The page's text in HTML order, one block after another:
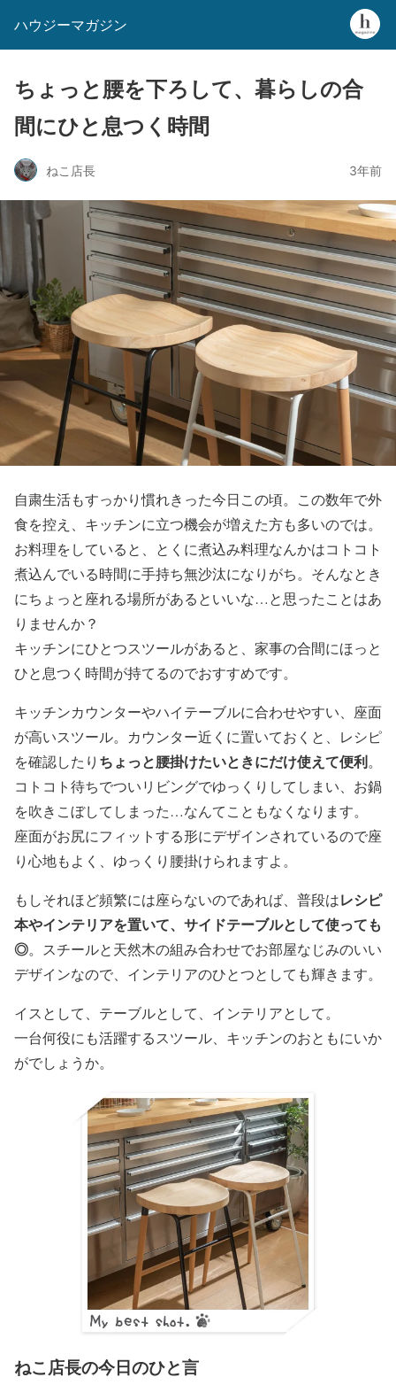
ハウジーマガジン
ちょっと腰を下ろして、暮らしの合
間にひと息つく時間
ねこ店長 3年前
自粛生活もすっかり慣れきった今日この頃。この数年で外
食を控え、キッチンに立つ機会が増えた方も多いのでは。
お料理をしていると、とくに煮込み料理なんかはコトコト
煮込んでいる時間に手持ち無沙汰になりがち。そんなとき
にちょっと座れる場所があるといいな…と思ったことはあ
りませんか？
キッチンにひとつスツールがあると、家事の合間にほっと
ひと息つく時間が持てるのでおすすめです。
キッチンカウンターやハイテーブルに合わせやすい、座面
が高いスツール。カウンター近くに置いておくと、レシピ
を確認したり ちょっと腰掛けたいときにだけ使えて便利。
コトコト待ちでついリビングでゆっくりしてしまい、お鍋
を吹きこぼしてしまった…なんてこともなくなります。
座面がお尻にフィットする形にデザインされているので座
り心地もよく、ゆっくり腰掛けられますよ。
もしそれほど頻繁には座らないのであれば、普段はレシピ
本やインテリアを置いて、サイドテーブルとして使っても
◎。スチールと天然木の組み合わせでお部屋なじみのいい
デザインなので、インテリアのひとつとしても輝きます。
イスとして、テーブルとして、インテリアとして。
一台何役にも活躍するスツール、キッチンのおともにいか
がでしょうか。
ねこ店長の今日のひと言